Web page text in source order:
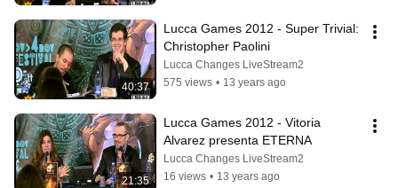
40:37
Lucca Games 2012 - Super Trivial:
Christopher Paolini
Lucca Changes LiveStream2
575 views • 13 years ago
21:35
Lucca Games 2012 - Vitoria
Alvarez presenta ETERNA
Lucca Changes LiveStream2
16 views • 13 years ago